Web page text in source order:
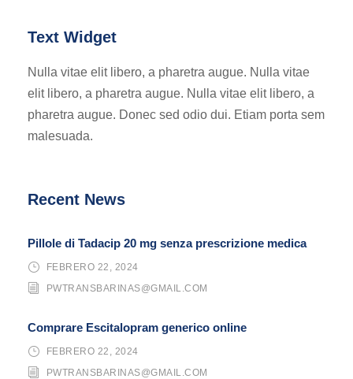
Text Widget
Nulla vitae elit libero, a pharetra augue. Nulla vitae
elit libero, a pharetra augue. Nulla vitae elit libero, a
pharetra augue. Donec sed odio dui. Etiam porta sem
malesuada.
Recent News
Pillole di Tadacip 20 mg senza prescrizione medica
FEBRERO 22, 2024
PWTRANSBARINAS@GMAIL.COM
Comprare Escitalopram generico online
FEBRERO 22, 2024
PWTRANSBARINAS@GMAIL.COM